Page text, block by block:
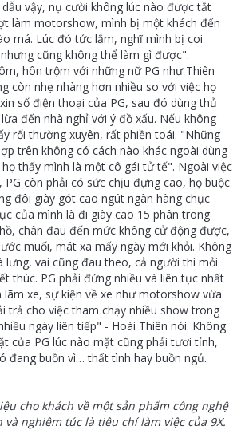
vậy, nụ cười không lúc nào được tắt
làm motorshow, mình bị một khách đến
má. Lúc đó tức lắm, nghĩ mình bị coi
cũng không thể làm gì được".
hôn trộm với những nữ PG như Thiên
còn nhẹ nhàng hơn nhiều so với việc họ
số điện thoại của PG, sau đó dùng thủ
đến nhà nghỉ với ý đồ xấu. Nếu không
rối thường xuyên, rất phiền toái. "Những
trên không có cách nào khác ngoài dùng
thấy mình là một cô gái tử tế". Ngoài việc
còn phải có sức chịu đựng cao, họ buộc
đôi giày gót cao ngút ngàn hàng chục
của mình là đi giày cao 15 phân trong
chân đau đến mức không cử động được,
muối, mát xa mấy ngày mới khỏi. Không
lưng, vai cũng đau theo, cả người thì mỏi
thúc. PG phải đứng nhiều và liên tục nhất
xe, sự kiện về xe như motorshow vừa
trả cho việc tham chạy nhiều show trong
ngày liên tiếp" - Hoài Thiên nói. Không
của PG lúc nào mặt cũng phải tươi tỉnh,
đang buồn vì… thất tình hay buồn ngủ.
cho khách về một sản phẩm công nghệ
nghiêm túc là tiêu chí làm việc của 9X.